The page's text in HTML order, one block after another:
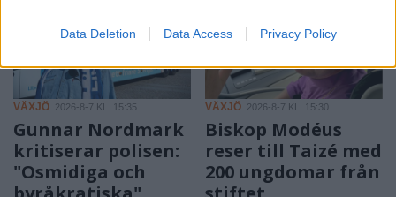
Data Deletion Data Access Privacy Policy
VÄXJÖ 2026-8-7 KL. 15:35
Gunnar Nordmark
kritiserar polisen:
"Osmidiga och
VÄXJÖ 2026-8-7 KL. 15:30
Biskop Modéus
reser till Taizé med
200 ungdomar från